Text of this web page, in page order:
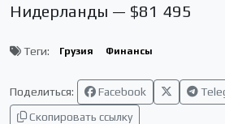
Нидерланды — $81 495
Теги: Грузия Финансы
Поделиться: Facebook
Скопировать ссылку